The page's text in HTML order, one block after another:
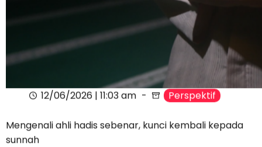
12/06/2026 | 11:03 am Perspektif
Mengenali ahli hadis sebenar, kunci kembali kepada
sunnah